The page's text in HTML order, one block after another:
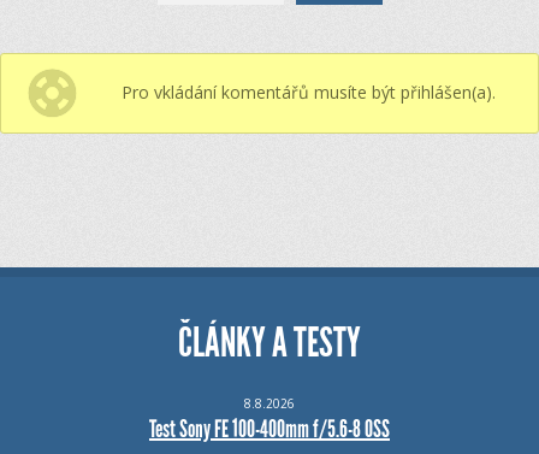
Pro vkládání komentářů musíte být přihlášen(a).
ČLÁNKY A TESTY
8.8.2026
Test Sony FE 100-400mm f/5.6-8 OSS